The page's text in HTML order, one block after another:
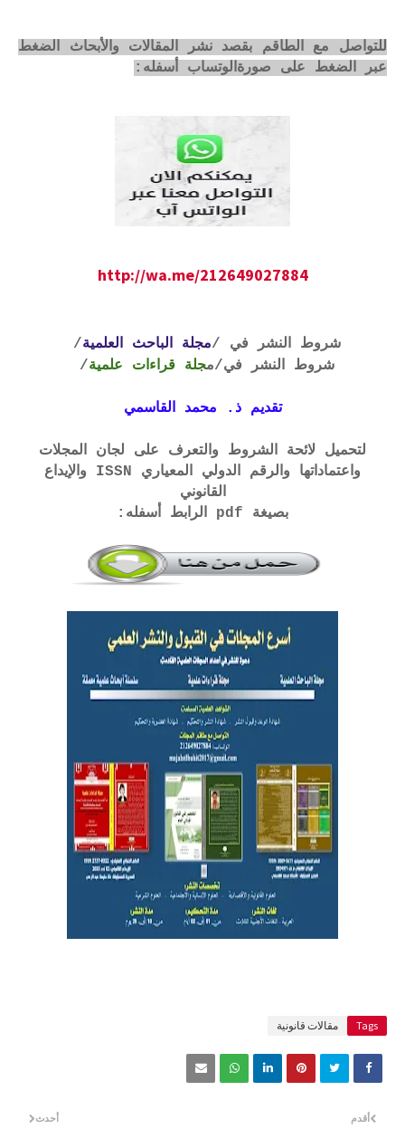
للتواصل مع الطاقم بقصد نشر المقالات والأبحاث الضغط
عبر الضغط على صورةالوتساب أسفله:
http://wa.me/212649027884
شروط النشر في /مجلة الباحث العلمية/
شروط النشر في/مجلة قراءات علمية/
تقديم ذ. محمد القاسمي
لتحميل لائحة الشروط والتعرف على لجان المجلات
واعتماداتها والرقم الدولي المعياري ISSN والإيداع
القانوني
بصيغة pdf الرابط أسفله:
Tags مقالات قانونية
أحدث أقدم